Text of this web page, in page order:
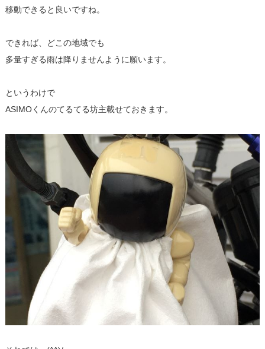
移動できると良いですね。
できれば、どこの地域でも
多量すぎる雨は降りませんように願います。
というわけで
ASIMOくんのてるてる坊主載せておきます。